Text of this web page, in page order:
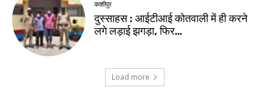
काशीपुर
दुस्साहस : आईटीआई कोतवाली में ही करने
लगे लड़ाई झगड़ा, फिर…
Load more